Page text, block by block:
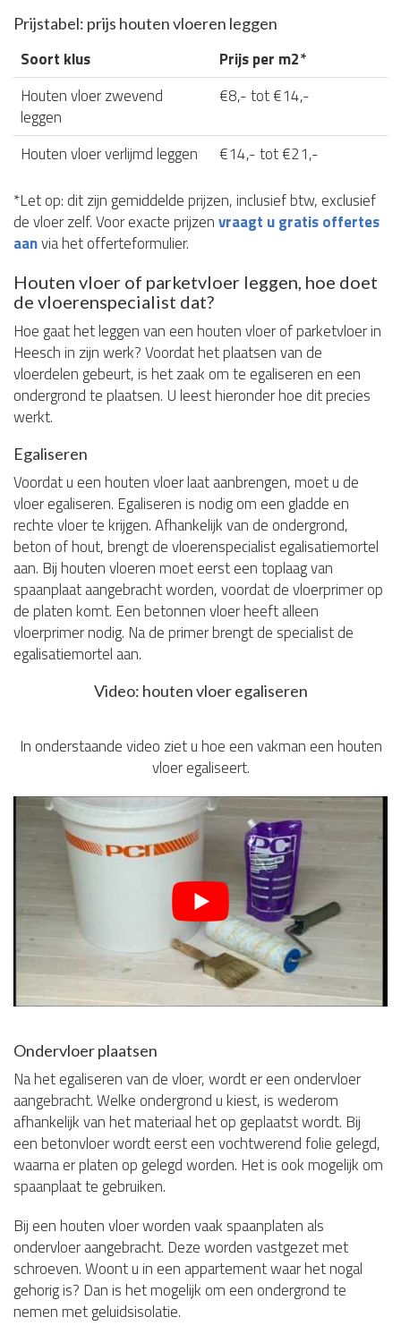
Prijstabel: prijs houten vloeren leggen
Soort klus
Prijs per m2*
Houten vloer zwevend
leggen
€8,- tot €14,-
Houten vloer verlijmd leggen
€14,- tot €21,-
*Let op: dit zijn gemiddelde prijzen, inclusief btw, exclusief
de vloer zelf. Voor exacte prijzenvraagt u gratis offertes
aanvia het offerteformulier.
Houten vloer of parketvloer leggen, hoe doet
de vloerenspecialist dat?
Hoe gaat het leggen van een houten vloer of parketvloer in
Heesch in zijn werk? Voordat het plaatsen van de
vloerdelen gebeurt, is het zaak om te egaliseren en een
ondergrond te plaatsen. U leest hieronder hoe dit precies
werkt.
Egaliseren
Voordat u een houten vloer laat aanbrengen, moet u de
vloer egaliseren. Egaliseren is nodig om een gladde en
rechte vloer te krijgen. Afhankelijk van de ondergrond,
beton of hout, brengt de vloerenspecialist egalisatiemortel
aan. Bij houten vloeren moet eerst een toplaag van
spaanplaat aangebracht worden, voordat de vloerprimer op
de platen komt. Een betonnen vloer heeft alleen
vloerprimer nodig. Na de primer brengt de specialist de
egalisatiemortel aan.
Video: houten vloer egaliseren
In onderstaande video ziet u hoe een vakman een houten
vloer egaliseert.
Ondervloer plaatsen
Na het egaliseren van de vloer, wordt er een ondervloer
aangebracht. Welke ondergrond u kiest, is wederom
afhankelijk van het materiaal het op geplaatst wordt. Bij
een betonvloer wordt eerst een vochtwerend folie gelegd,
waarna er platen op gelegd worden. Het is ook mogelijk om
spaanplaat te gebruiken.
Bij een houten vloer worden vaak spaanplaten als
ondervloer aangebracht. Deze worden vastgezet met
schroeven. Woont u in een appartement waar het nogal
gehorig is? Dan is het mogelijk om een ondergrond te
nemen met geluidsisolatie.